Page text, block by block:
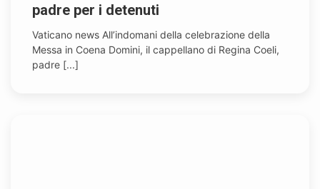
padre per i detenuti
Vaticano news All’indomani della celebrazione della
Messa in Coena Domini, il cappellano di Regina Coeli,
padre [...]